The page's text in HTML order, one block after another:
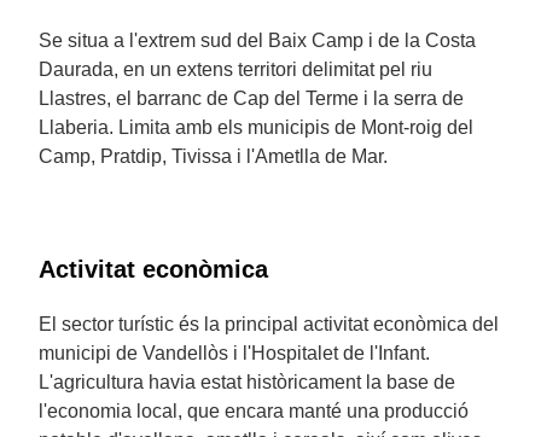
Se situa a l'extrem sud del Baix Camp i de la Costa
Daurada, en un extens territori delimitat pel riu
Llastres, el barranc de Cap del Terme i la serra de
Llaberia. Limita amb els municipis de Mont-roig del
Camp, Pratdip, Tivissa i l'Ametlla de Mar.
Activitat econòmica
El sector turístic és la principal activitat econòmica del
municipi de Vandellòs i l'Hospitalet de l'Infant.
L'agricultura havia estat històricament la base de
l'economia local, que encara manté una producció